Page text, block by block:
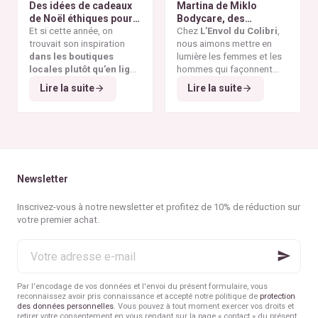
abandonnés, témoins
visibles de la
surproduction textile
des dérives de la
fashion
pour reconnaître un
vêtement réellement
Des idées de cadeaux
de Noël éthiques pour
tous les budgets
Et si cette année, on
trouvait son inspiration
dans les boutiques
locales plutôt qu’en ligne
Et si, cette année encore,
l’éphémère
enfindu sens, porteurs de
valeurs et d’histoire ?
excès ni culpabilité ?
Et si cette année, Noël
rimait avec éthique ?
Lire la suite
Martina de Miklo
Bodycare, des
déodorants naturels et
zéro déchet A la
rencontre des Colibris
~ 6
Chez L’Envol du Colibri
nous aimons mettre en
lumière les femmes et les
hommes qui façonnent
une consommation plus
éthique et durable. Pour ce
efficaces et zéro déchet
Lire la suite
Newsletter
Inscrivez-vous à notre newsletter et profitez de 10% de réduction sur
votre premier achat.
adresse
mail
Par l'encodage de vos données et l'envoi du présent formulaire, vous
reconnaissez avoir pris connaissance et accepté notre politique de protection
des données personnelles. Vous pouvez à tout moment exercer vos droits et